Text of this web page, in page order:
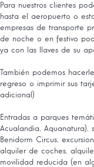
Para nuestros clientes
hasta el aeropuerto o
empresas de transporte
de noche o en festivo
ya con las llaves de su
También podemos
regreso o imprimir sus
adicional)
Entradas a parques
Acualandia, Aquanatura),
Benidorm Circus,
alquiler de coches,
movilidad reducida (en